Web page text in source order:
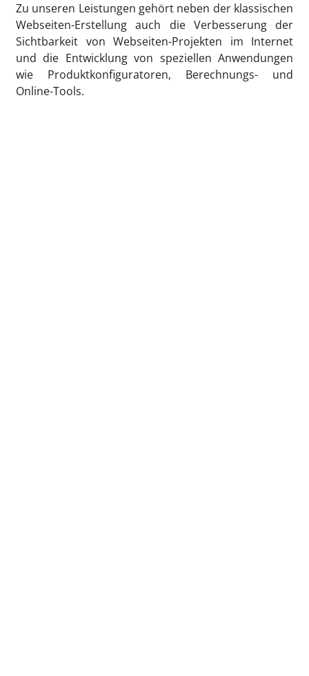
Zu unseren Leistungen gehört neben der klassischen
Webseiten-Erstellung auch die Verbesserung der
Sichtbarkeit von Webseiten-Projekten im Internet
und die Entwicklung von speziellen Anwendungen
wie Produktkonfiguratoren, Berechnungs- und
Online-Tools.